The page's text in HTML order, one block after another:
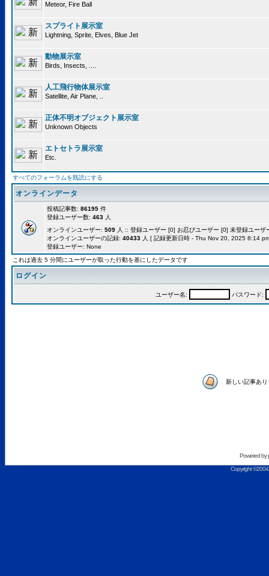
Meteor, Fire Ball
スプライト展示室
Lightning, Sprite, Elves, Blue Jet
動物展示室
Birds, Insects, ....
人工飛行物体展示室
Satellite, Air Plane, ..
正体不明オブジェクト展示室
Unknown Objects
エトセトラ展示室
Etc.
すべてのフォーラムを既読にする
オンラインデータ
投稿記事数: 86195 件
登録ユーザー数: 463 人
オンラインユーザー: 509 人 :: 登録ユーザー [0] お忍びユーザー [0] 未登録ユー
オンラインユーザーの記録: 40433 人 [ 記録更新日時 - Thu Nov 20, 2025 8:14
登録ユーザー: None
これは過去 5 分間にユーザーが取った行動を基にしたデータです
ログイン
ユーザー名: パスワード:
新しい記事あり
Powered by
Copyright ©2004